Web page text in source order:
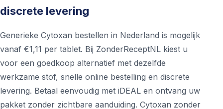
discrete levering
Generieke Cytoxan bestellen in Nederland is mogelijk
vanaf €1,11 per tablet. Bij ZonderReceptNL kiest u
voor een goedkoop alternatief met dezelfde
werkzame stof, snelle online bestelling en discrete
levering. Betaal eenvoudig met iDEAL en ontvang uw
pakket zonder zichtbare aanduiding. Cytoxan zonder